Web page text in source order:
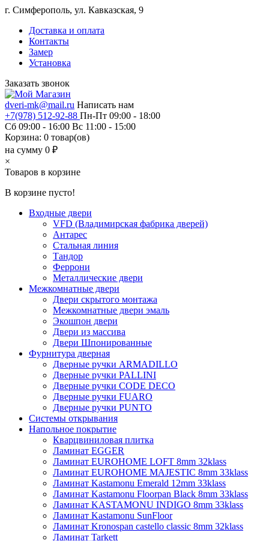
г. Симферополь, ул. Кавказская, 9
Доставка и оплата
Контакты
Замер
Установка
Заказать звонок
dveri-mk@mail.ru Написать нам
+7(978) 512-92-88 Пн-Пт 09:00 - 18:00
Сб 09:00 - 16:00 Вс 11:00 - 15:00
Корзина: 0 товар(ов)
на сумму 0 ₽
×
Товаров в корзине
В корзине пусто!
Входные двери
VFD (Владимирская фабрика дверей)
Антарес
Стальная линия
Тандор
Феррони
Металлические двери
Межкомнатные двери
Двери скрытого монтажа
Межкомнатные двери эмаль
Экошпон двери
Двери из массива
Двери Шпонированные
Фурнитура дверная
Дверные ручки ARMADILLO
Дверные ручки PALLINI
Дверные ручки CODE DECO
Дверные ручки FUARO
Дверные ручки PUNTO
Системы открывания
Напольное покрытие
Кварцвиниловая плитка
Ламинат EGGER
Ламинат EUROHOME LOFT 8mm 32klass
Ламинат EUROHOME MAJESTIC 8mm 33klass
Ламинат Kastamonu Emerald 12mm 33klass
Ламинат Kastamonu Floorpan Black 8mm 33klass
Ламинат KASTAMONU INDIGO 8mm 33klass
Ламинат Kastamonu SunFloor
Ламинат Kronospan castello classic 8mm 32klass
Ламинат Tarkett